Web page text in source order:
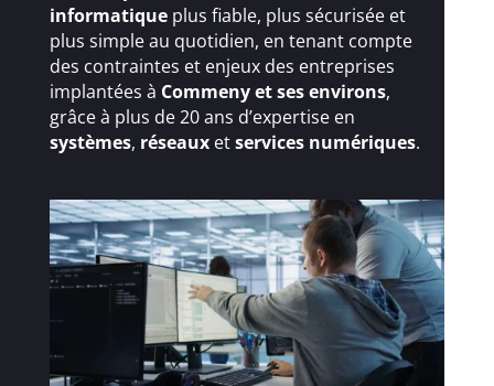
informatiqueplus fiable, plus sécurisée et
plus simple au quotidien, en tenant compte
des contraintes et enjeux des entreprises
implantées à Commeny et ses environs,
grâce à plus de 20 ans d’expertise en
systèmes, réseauxetservices numériques.